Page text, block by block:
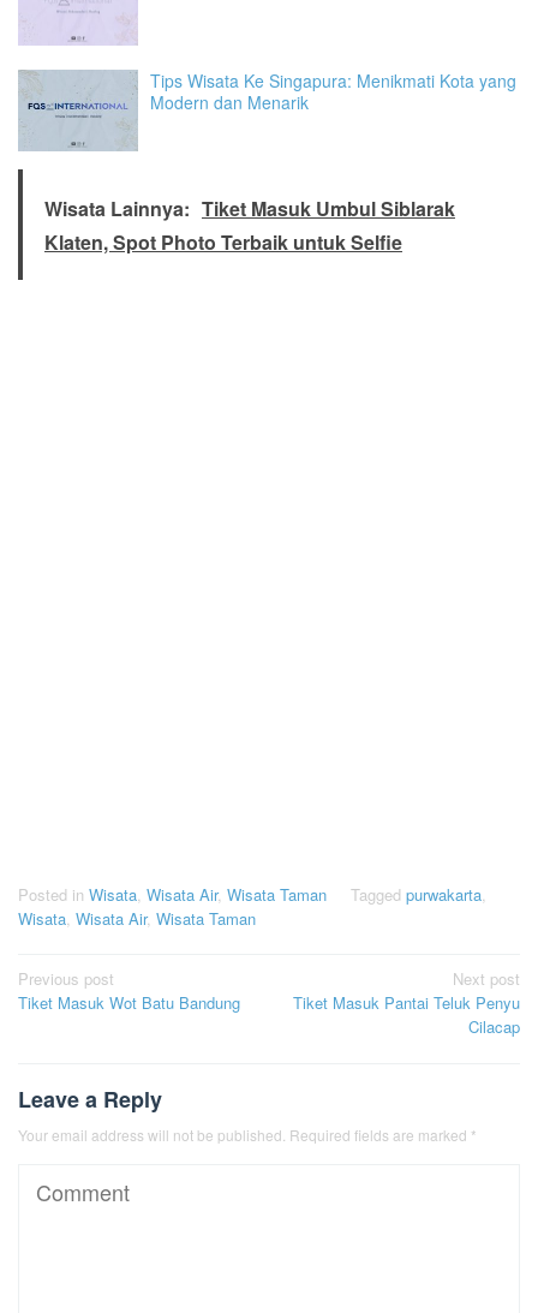
Tips Wisata Ke Singapura: Menikmati Kota yang
Modern dan Menarik
Wisata Lainnya: Tiket Masuk Umbul Siblarak
Klaten, Spot Photo Terbaik untuk Selfie
Posted in Wisata Wisata Air, Wisata Taman Tagged purwakarta
Wisata Wisata Air, Wisata Taman
Post
navigation
Previous post
Tiket Masuk Wot Batu Bandung
Next post
Tiket Masuk Pantai Teluk Penyu
Cilacap
Leave a Reply
Your email address will not be published. Required fields are marked *